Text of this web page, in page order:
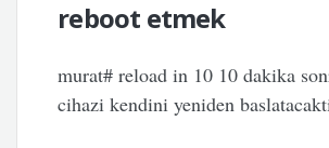
reboot etmek
murat# reload in 10 10 dakika
cihazi kendini yeniden